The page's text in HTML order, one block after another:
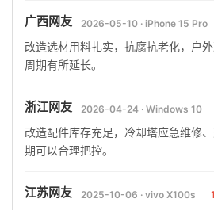
广西网友 2026-05-10 · iPhone 15 Pro
改造选材用料扎实，抗腐抗老化，户
周期有所延长。
浙江网友 2026-04-24 · Windows 10
改造配件库存充足，冷却塔应急维修
期可以合理把控。
江苏网友 2025-10-06 · vivo X100s